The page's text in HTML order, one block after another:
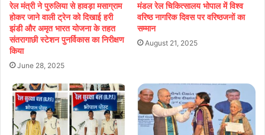
रेल मंत्री ने पुरुलिया से हावड़ा मसाग्राम
होकर जाने वाली ट्रेन को दिखाई हरी
झंडी और अमृत भारत योजना के तहत
संतरागाछी स्टेशन पुनर्विकास का निरीक्षण
किया
June 28, 2025
मंडल रेल चिकित्सालय भोपाल में विश्व
वरिष्ठ नागरिक दिवस पर वरिष्ठजनों का
सम्मान
August 21, 2025